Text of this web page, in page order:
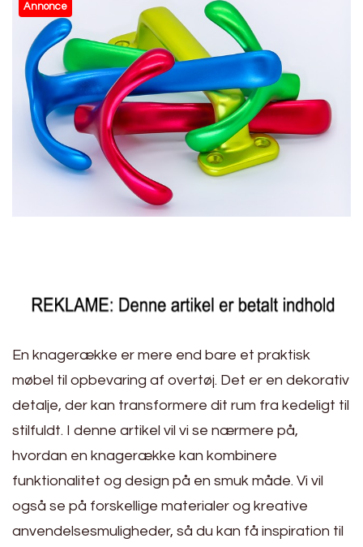
Annonce
En knagerække er mere end bare et praktisk
møbel til opbevaring af overtøj. Det er en dekorativ
detalje, der kan transformere dit rum fra kedeligt til
stilfuldt. I denne artikel vil vi se nærmere på,
hvordan en knagerække kan kombinere
funktionalitet og design på en smuk måde. Vi vil
også se på forskellige materialer og kreative
anvendelsesmuligheder, så du kan få inspiration til